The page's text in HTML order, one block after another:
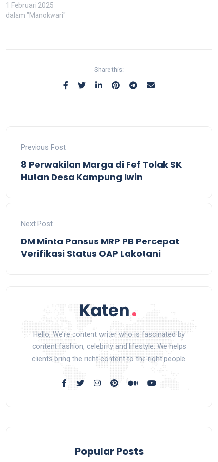
1 Februari 2025
dalam "Manokwari"
Share this:
Previous Post
8 Perwakilan Marga di Fef Tolak SK
Hutan Desa Kampung Iwin
Next Post
DM Minta Pansus MRP PB Percepat
Verifikasi Status OAP Lakotani
Hello, We’re content writer who is fascinated by
content fashion, celebrity and lifestyle. We helps
clients bring the right content to the right people.
Popular Posts